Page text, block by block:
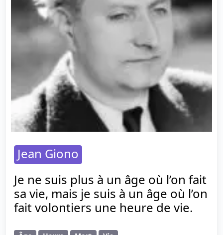
Jean Giono
Je ne suis plus à un âge où l’on fait
sa vie, mais je suis à un âge où l’on
fait volontiers une heure de vie.